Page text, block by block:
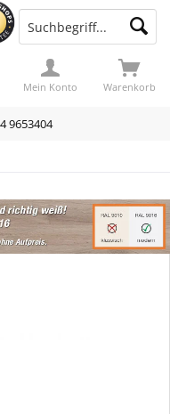
9653404
Warenkorb
Mein Konto